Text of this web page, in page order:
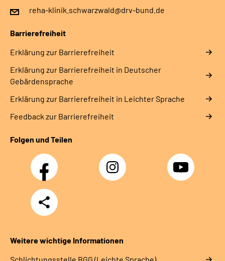
reha-klinik.schwarzwald@drv-bund.de
Barrierefreiheit
Erklärung zur Barrierefreiheit
Erklärung zur Barrierefreiheit in Deutscher
Gebärdensprache
Erklärung zur Barrierefreiheit in Leichter Sprache
Feedback zur Barrierefreiheit
Folgen und Teilen
Facebook Instagram YouTube
Teilen
Weitere wichtige Informationen